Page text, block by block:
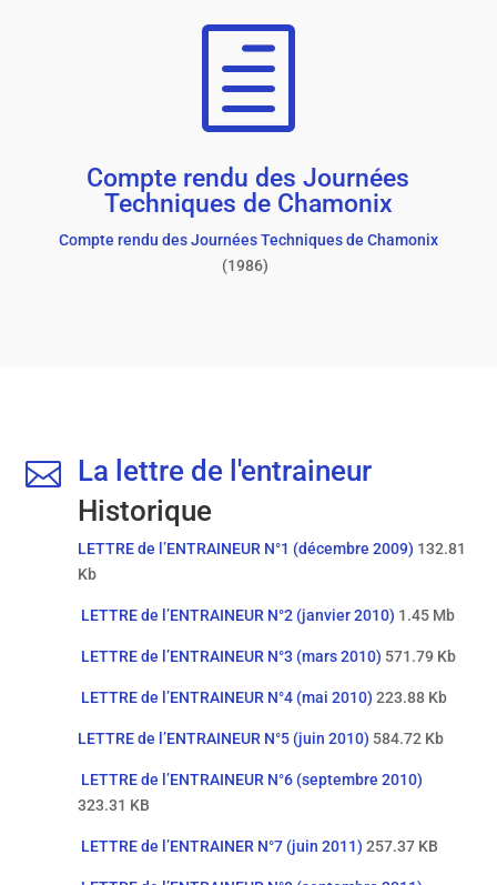
h
Compte rendu des Journées
Techniques de Chamonix
Compte rendu des Journées Techniques de Chamonix
(1986)
 La lettre de l'entraineur
Historique
LETTRE de l’ENTRAINEUR N°1 (décembre 2009) 132.81
Kb
LETTRE de l’ENTRAINEUR N°2 (janvier 2010) 1.45 Mb
LETTRE de l’ENTRAINEUR N°3 (mars 2010) 571.79 Kb
LETTRE de l’ENTRAINEUR N°4 (mai 2010) 223.88 Kb
LETTRE de l’ENTRAINEUR N°5 (juin 2010) 584.72 Kb
LETTRE de l’ENTRAINEUR N°6 (septembre 2010)
323.31 KB
LETTRE de l’ENTRAINER N°7 (juin 2011) 257.37 KB